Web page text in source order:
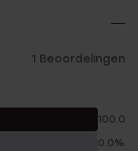
1 Beoordelingen
100.0%
0.0%